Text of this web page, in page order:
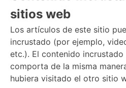
sitios web
Los artículos de este sitio
incrustado (por ejemplo,
etc.). El contenido
comporta de la misma
hubiera visitado el otro sitio